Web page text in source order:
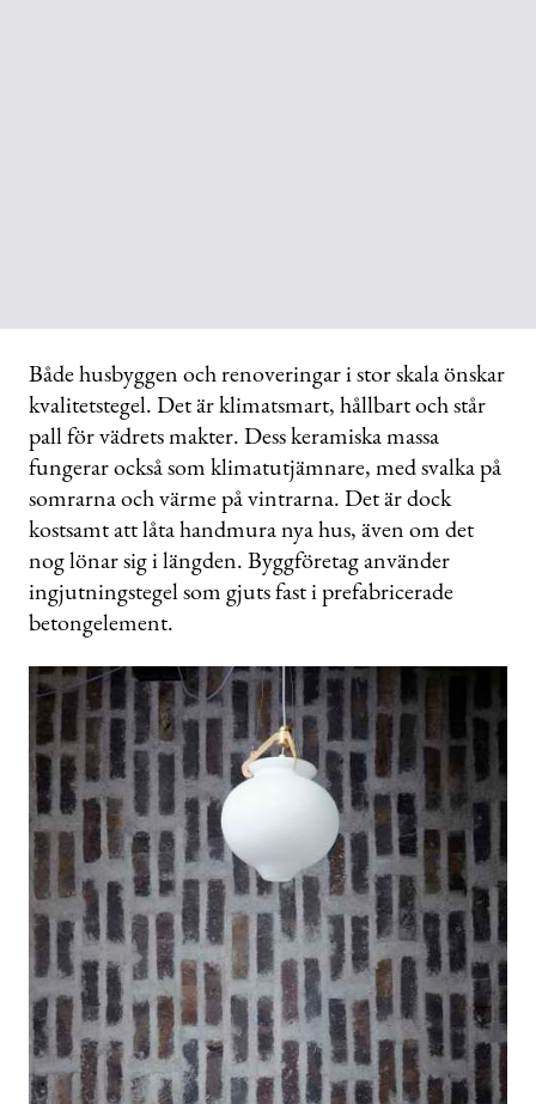
Både husbyggen och renoveringar i stor skala önskar
kvalitetstegel. Det är klimatsmart, hållbart och står
pall för vädrets makter. Dess keramiska massa
fungerar också som klimatutjämnare, med svalka på
somrarna och värme på vintrarna. Det är dock
kostsamt att låta handmura nya hus, även om det
nog lönar sig i längden. Byggföretag använder
ingjutningstegel som gjuts fast i prefabricerade
betongelement.